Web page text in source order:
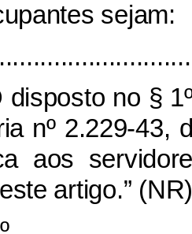
sejam:
disposto no §
nº 2.229-43,
aos
artigo.” (NR)